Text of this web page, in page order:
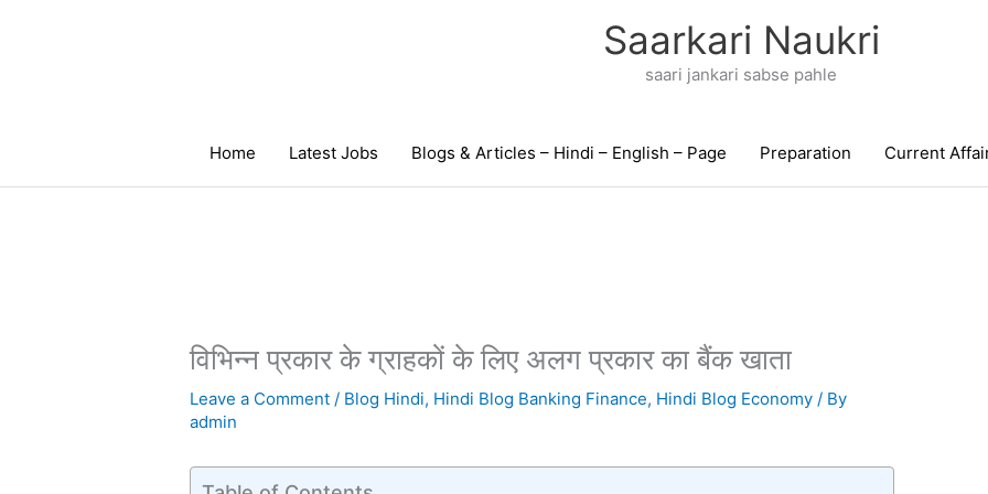
Saarkari Naukri
saari jankari sabse pahle
Home Latest Jobs Blogs & Articles – Hindi – English – Page Preparation Current
विभिन्न प्रकार के ग्राहकों के लिए अलग प्रकार का बैंक खाता
Leave a Comment / Blog Hindi, Hindi Blog Banking Finance, Hindi Blog Economy / By
admin